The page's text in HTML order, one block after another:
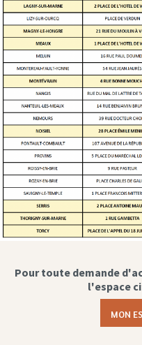
Pour toute demande
l'espace
MON